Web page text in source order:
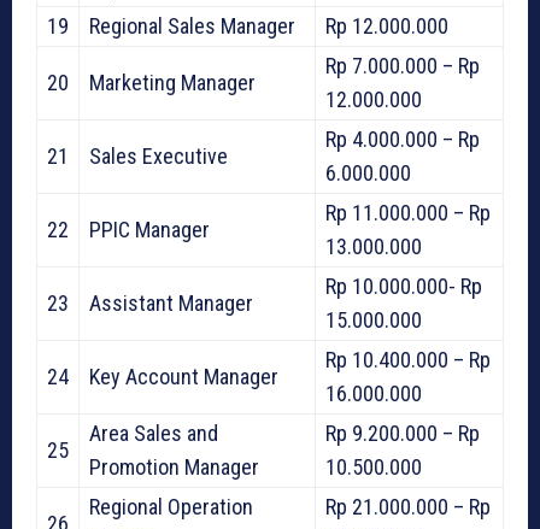
19
Regional Sales Manager Rp 12.000.000
20 Marketing Manager
Rp 7.000.000 – Rp
12.000.000
21 Sales Executive
Rp 4.000.000 – Rp
6.000.000
22 PPIC Manager
Rp 11.000.000 – Rp
13.000.000
23 Assistant Manager
Rp 10.000.000- Rp
15.000.000
24 Key Account Manager
Rp 10.400.000 – Rp
16.000.000
25
Area Sales and
Promotion Manager
Rp 9.200.000 – Rp
10.500.000
26
Regional Operation
Rp 21.000.000 – Rp